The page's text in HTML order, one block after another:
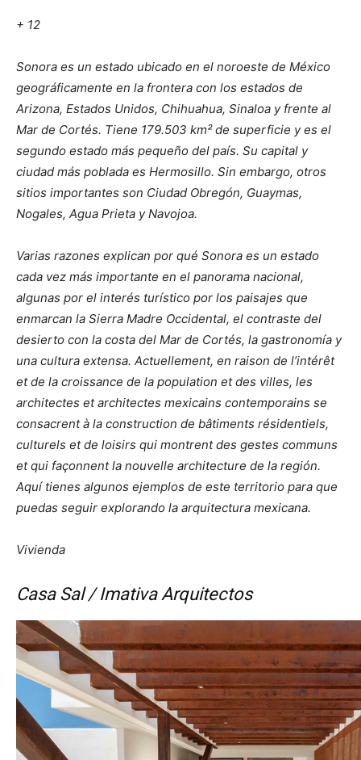
+ 12
Sonora es un estado ubicado en el noroeste de México
geográficamente en la frontera con los estados de
Arizona, Estados Unidos, Chihuahua, Sinaloa y frente al
Mar de Cortés. Tiene 179.503 km² de superficie y es el
segundo estado más pequeño del país. Su capital y
ciudad más poblada es Hermosillo. Sin embargo, otros
sitios importantes son Ciudad Obregón, Guaymas,
Nogales, Agua Prieta y Navojoa.
Varias razones explican por qué Sonora es un estado
cada vez más importante en el panorama nacional,
algunas por el interés turístico por los paisajes que
enmarcan la Sierra Madre Occidental, el contraste del
desierto con la costa del Mar de Cortés, la gastronomía y
una cultura extensa. Actuellement, en raison de l’intérêt
et de la croissance de la population et des villes, les
architectes et architectes mexicains contemporains se
consacrent à la construction de bâtiments résidentiels,
culturels et de loisirs qui montrent des gestes communs
et qui façonnent la nouvelle architecture de la región.
Aquí tienes algunos ejemplos de este territorio para que
puedas seguir explorando la arquitectura mexicana.
Vivienda
Casa Sal / Imativa Arquitectos